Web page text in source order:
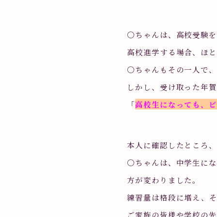
〇ちゃんは、高校受験
高校進学する場合、ほ
〇ちゃんもその一人で
しかし、受け取った年
「高校生になっても、
本人に確認したところ
〇ちゃんは、中学生に
方が変わりました。
練習量は格段に増え、
ご家族の皆様や学校の